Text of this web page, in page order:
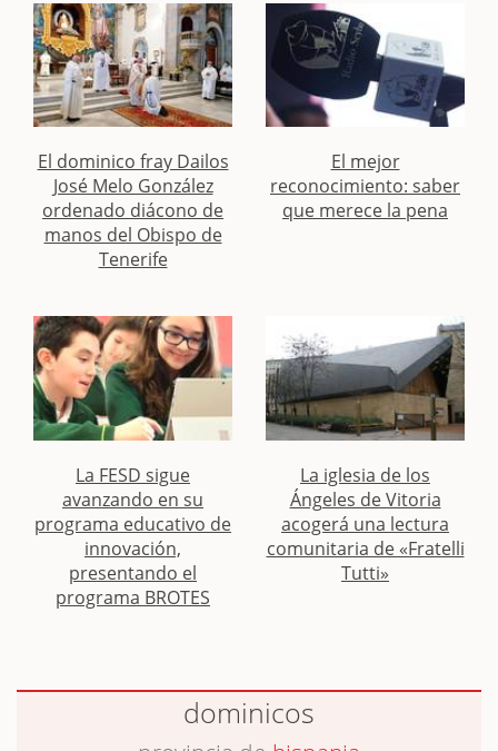
El dominico fray Dailos
José Melo González
ordenado diácono de
manos del Obispo de
Tenerife
El mejor
reconocimiento: saber
que merece la pena
La FESD sigue
avanzando en su
programa educativo de
innovación,
presentando el
programa BROTES
La iglesia de los
Ángeles de Vitoria
acogerá una lectura
comunitaria de «Fratelli
Tutti»
dominicos